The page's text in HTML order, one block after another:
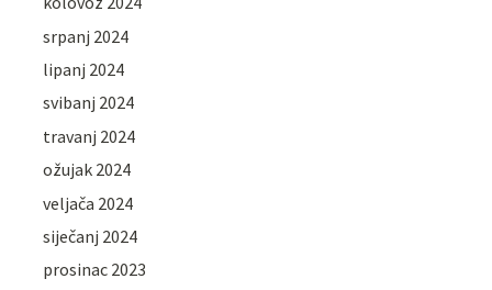
srpanj 2024
lipanj 2024
svibanj 2024
travanj 2024
ožujak 2024
veljača 2024
siječanj 2024
prosinac 2023